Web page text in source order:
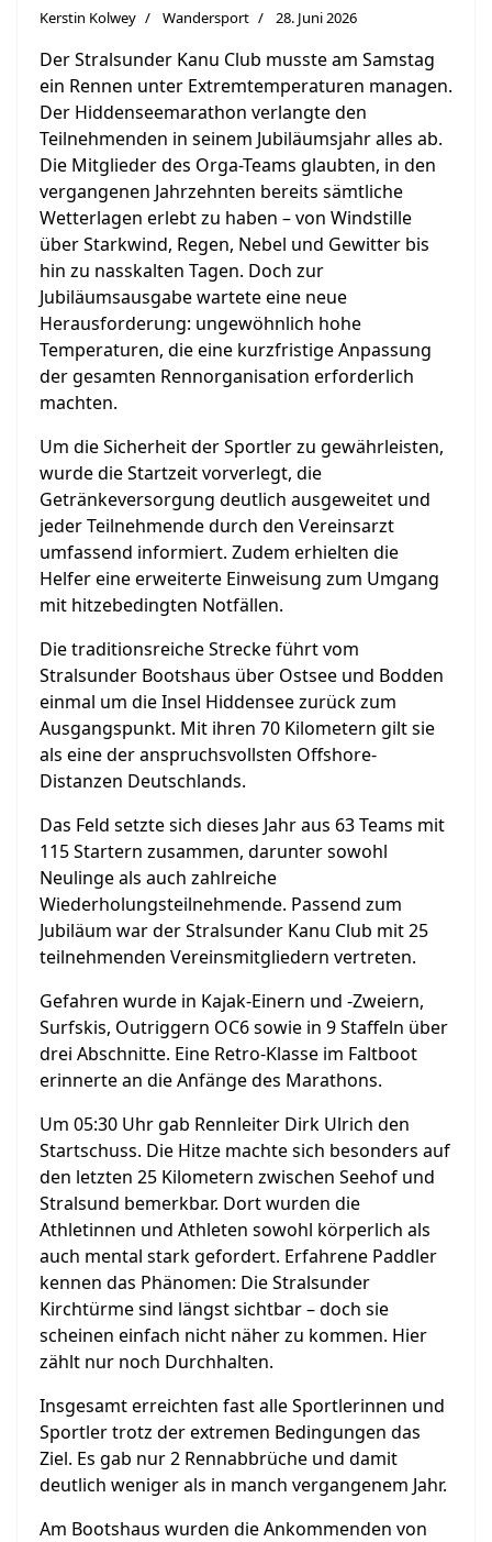
Kerstin Kolwey Wandersport 28. Juni 2026
Der Stralsunder Kanu Club musste am Samstag
ein Rennen unter Extremtemperaturen managen.
Der Hiddenseemarathon verlangte den
Teilnehmenden in seinem Jubiläumsjahr alles ab.
Die Mitglieder des Orga-Teams glaubten, in den
vergangenen Jahrzehnten bereits sämtliche
Wetterlagen erlebt zu haben – von Windstille
über Starkwind, Regen, Nebel und Gewitter bis
hin zu nasskalten Tagen. Doch zur
Jubiläumsausgabe wartete eine neue
Herausforderung: ungewöhnlich hohe
Temperaturen, die eine kurzfristige Anpassung
der gesamten Rennorganisation erforderlich
machten.
Um die Sicherheit der Sportler zu gewährleisten,
wurde die Startzeit vorverlegt, die
Getränkeversorgung deutlich ausgeweitet und
jeder Teilnehmende durch den Vereinsarzt
umfassend informiert. Zudem erhielten die
Helfer eine erweiterte Einweisung zum Umgang
mit hitzebedingten Notfällen.
Die traditionsreiche Strecke führt vom
Stralsunder Bootshaus über Ostsee und Bodden
einmal um die Insel Hiddensee zurück zum
Ausgangspunkt. Mit ihren 70 Kilometern gilt sie
als eine der anspruchsvollsten Offshore-
Distanzen Deutschlands.
Das Feld setzte sich dieses Jahr aus 63 Teams mit
115 Startern zusammen, darunter sowohl
Neulinge als auch zahlreiche
Wiederholungsteilnehmende. Passend zum
Jubiläum war der Stralsunder Kanu Club mit 25
teilnehmenden Vereinsmitgliedern vertreten.
Gefahren wurde in Kajak-Einern und -Zweiern,
Surfskis, Outriggern OC6 sowie in 9 Staffeln über
drei Abschnitte. Eine Retro-Klasse im Faltboot
erinnerte an die Anfänge des Marathons.
Um 05:30 Uhr gab Rennleiter Dirk Ulrich den
Startschuss. Die Hitze machte sich besonders auf
den letzten 25 Kilometern zwischen Seehof und
Stralsund bemerkbar. Dort wurden die
Athletinnen und Athleten sowohl körperlich als
auch mental stark gefordert. Erfahrene Paddler
kennen das Phänomen: Die Stralsunder
Kirchtürme sind längst sichtbar – doch sie
scheinen einfach nicht näher zu kommen. Hier
zählt nur noch Durchhalten.
Insgesamt erreichten fast alle Sportlerinnen und
Sportler trotz der extremen Bedingungen das
Ziel. Es gab nur 2 Rennabbrüche und damit
deutlich weniger als in manch vergangenem Jahr.
Am Bootshaus wurden die Ankommenden von